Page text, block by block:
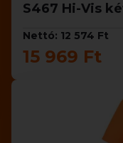
S467 Hi-Vis
Nettó: 12 574 Ft
15 969 Ft